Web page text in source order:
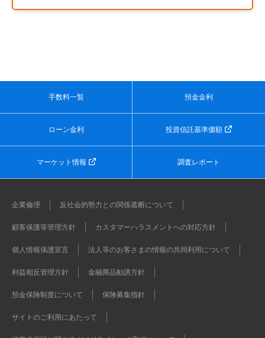
手数料一覧 預金金利
ローン金利 投資信託基準価額
マーケット情報 調査レポート
企業倫理 反社会的勢力との関係遮断について
顧客保護等管理方針 カスタマーハラスメントへの対応方針
個人情報保護宣言 法人等のお客さまの情報の共同利用について
利益相反管理方針 金融商品勧誘方針
預金保険制度について 保険募集指針
サイトのご利用にあたって